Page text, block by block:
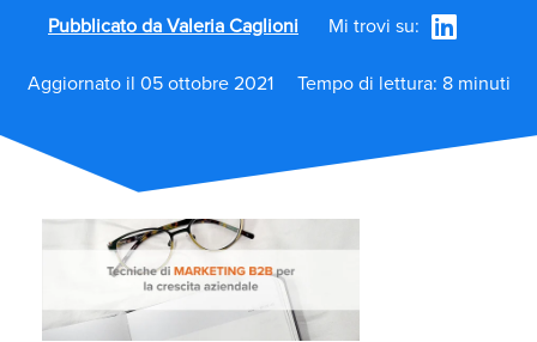
Pubblicato da Valeria Caglioni Mi trovi su:
Aggiornato il 05 ottobre 2021 Tempo di lettura: 8 minuti